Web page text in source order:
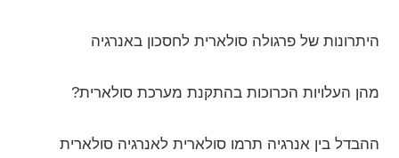
היתרונות של פרגולה סולארית לחסכון באנרגיה
מהן העלויות הכרוכות בהתקנת מערכת סולארית?
ההבדל בין אנרגיה תרמו סולארית לאנרגיה סולארית